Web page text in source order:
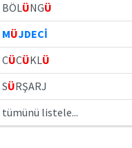
BÖLÜNGÜ
MÜJDECİ
CÜCÜKLÜ
SÜRŞARJ
tümünü listele...